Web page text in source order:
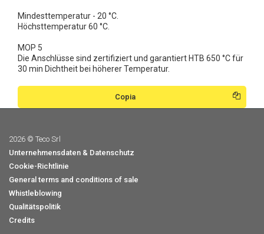
Mindesttemperatur - 20 °C.
Höchsttemperatur 60 °C.
MOP 5
Die Anschlüsse sind zertifiziert und garantiert HTB 650 °C für
30 min Dichtheit bei höherer Temperatur.
Copia
2026 © Teco Srl
Unternehmensdaten & Datenschutz
Cookie-Richtlinie
General terms and conditions of sale
Whistleblowing
Qualitätspolitik
Credits